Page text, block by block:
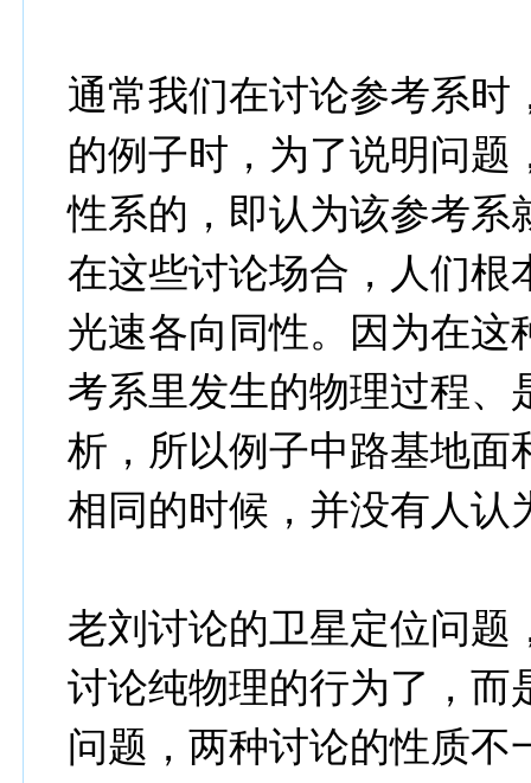
通常我们在讨论参考系时
的例子时，为了说明问题
性系的，即认为该参考系
在这些讨论场合，人们根
光速各向同性。因为在这
考系里发生的物理过程、
析，所以例子中路基地面
相同的时候，并没有人认
老刘讨论的卫星定位问题
讨论纯物理的行为了，而
问题，两种讨论的性质不